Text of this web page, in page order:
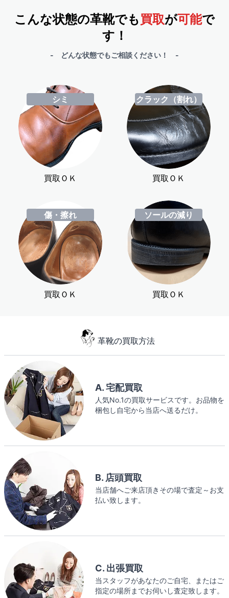
こんな状態の革靴でも買取が可能で
す！
- どんな状態でもご相談ください！ -
シミ
買取ＯＫ
クラック（割れ）
買取ＯＫ
傷・擦れ
買取ＯＫ
ソールの減り
買取ＯＫ
革靴の買取方法
A. 宅配買取
人気No.1の買取サービスです。お品物を
梱包し自宅から当店へ送るだけ。
B. 店頭買取
当店舗へご来店頂きその場で査定～お支
払い致します。
C. 出張買取
当スタッフがあなたのご自宅、またはご
指定の場所までお伺いし査定致します。